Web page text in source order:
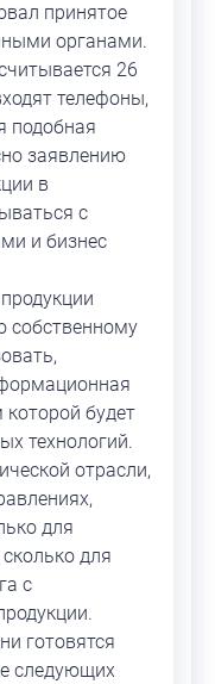
принятое
органами.
26
телефоны,
подобная
заявлению
в
с
и бизнес
собственному
будет
технологий.
отрасли,
для
для
с
готовятся
следующих